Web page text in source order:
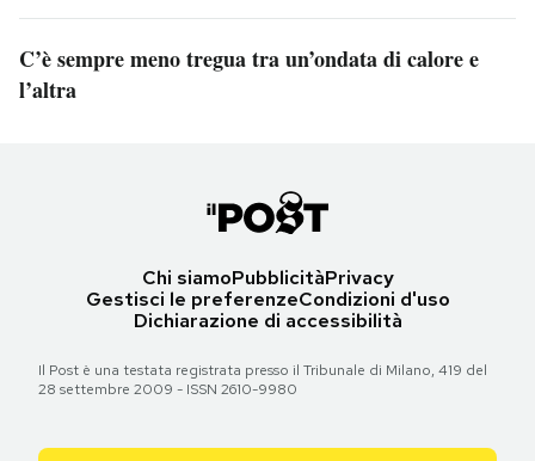
C’è sempre meno tregua tra un’ondata di calore e
l’altra
Chi siamoPubblicitàPrivacy
Gestisci le preferenzeCondizioni d'uso
Dichiarazione di accessibilità
Il Post è una testata registrata presso il Tribunale di Milano, 419 del
28 settembre 2009 - ISSN 2610-9980